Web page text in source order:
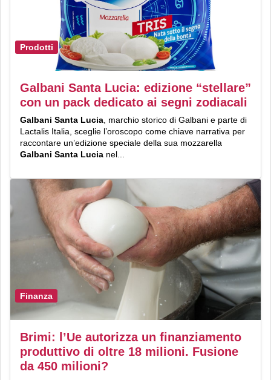
Prodotti
Galbani Santa Lucia: edizione “stellare”
con un pack dedicato ai segni zodiacali
Galbani Santa Lucia , marchio storico di Galbani e parte di
Lactalis Italia, sceglie l’oroscopo come chiave narrativa per
raccontare un’edizione speciale della sua mozzarella
Galbani Santa Lucia nel...
Finanza
Brimi: l’Ue autorizza un finanziamento
produttivo di oltre 18 milioni. Fusione
da 450 milioni?